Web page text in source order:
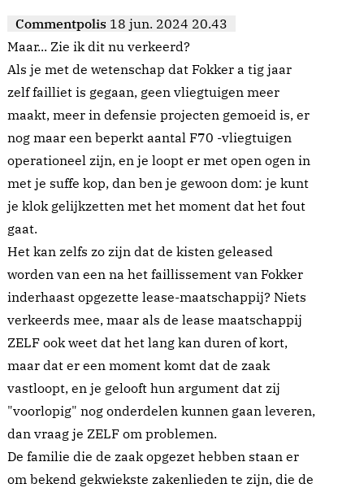
Commentpolis 18 jun. 2024 20.43
Maar... Zie ik dit nu verkeerd?
Als je met de wetenschap dat Fokker a tig jaar
zelf failliet is gegaan, geen vliegtuigen meer
maakt, meer in defensie projecten gemoeid is, er
nog maar een beperkt aantal F70 -vliegtuigen
operationeel zijn, en je loopt er met open ogen in
met je suffe kop, dan ben je gewoon dom: je kunt
je klok gelijkzetten met het moment dat het fout
gaat.
Het kan zelfs zo zijn dat de kisten geleased
worden van een na het faillissement van Fokker
inderhaast opgezette lease-maatschappij? Niets
verkeerds mee, maar als de lease maatschappij
ZELF ook weet dat het lang kan duren of kort,
maar dat er een moment komt dat de zaak
vastloopt, en je gelooft hun argument dat zij
"voorlopig" nog onderdelen kunnen gaan leveren,
dan vraag je ZELF om problemen.
De familie die de zaak opgezet hebben staan er
om bekend gekwiekste zakenlieden te zijn, die de